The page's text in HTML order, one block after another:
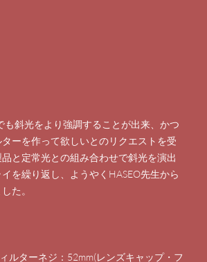
も斜光をより強調することが出来、かつ
ーを作って欲しいとのリクエストを受
と定常光との組み合わせで斜光を演出
を繰り返し、ようやくHASEO先生から
た。
ターネジ：52mm(レンズキャップ・フ